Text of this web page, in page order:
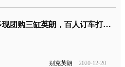
拼多多现团购三缸英朗，百人订车打骨折？
别克英朗 2020-12-20